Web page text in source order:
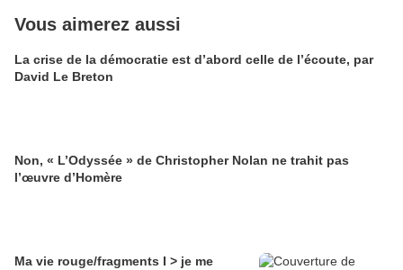
Vous aimerez aussi
La crise de la démocratie est d’abord celle de l’écoute, par
David Le Breton
Non, « L’Odyssée » de Christopher Nolan ne trahit pas
l’œuvre d’Homère
Ma vie rouge/fragments I > je me